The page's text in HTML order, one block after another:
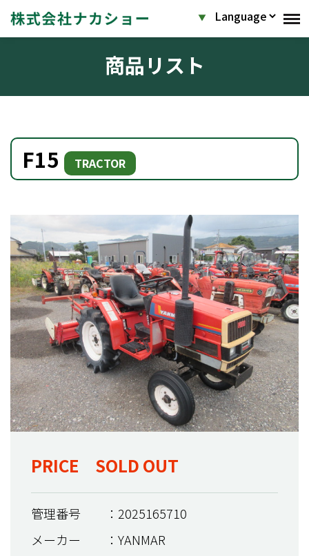
商品リスト
F15 TRACTOR
PRICE SOLD OUT
管理番号
：2025165710
メーカー
：YANMAR